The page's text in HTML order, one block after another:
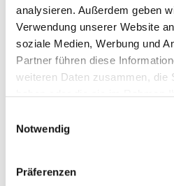
analysieren. Außerdem geben
Verwendung unserer Website
soziale Medien, Werbung und
Partner führen diese
weiteren Daten zusammen, die
haben oder die sie im Rahmen
Notwendig
Präferenzen